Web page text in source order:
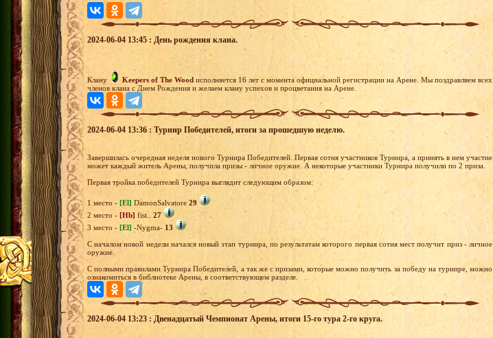
2024-06-04 13:45 : День рождения клана.
Клану Keepers of The Wood исполняется 16 лет с момента официальной регистрации на Арене. Мы поздравляем всех
членов клана с Днем Рождения и желаем клану успехов и процветания на Арене.
2024-06-04 13:36 : Турнир Победителей, итоги за прошедшую неделю.
Завершилась очередная неделя нового Турнира Победителей. Первая сотня участников Турнира, а принять в нем участие
может каждый житель Арены, получила призы - личное оружие. А некоторые участники Турнира получили по 2 приза.
Первая тройка победителей Турнира выглядит следующим образом:
1 место - [El] DamonSalvatore 29
2 место - [Hb] fist.. 27
3 место - [El] -Nygma- 13
С началом новой недели начался новый этап турнира, по результатам которого первая сотня мест получит приз - личное
оружие.
С полными правилами Турнира Победителей, а так же с призами, которые можно получить за победу на турнире, можно
ознакомиться в библиотеке Арены, в соответствующем разделе.
2024-06-04 13:23 : Двенадцатый Чемпионат Арены, итоги 15-го тура 2-го круга.